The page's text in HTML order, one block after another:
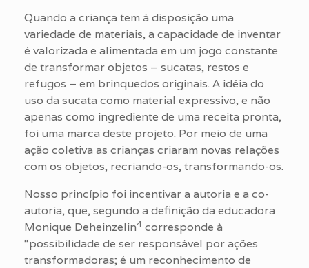
Quando a criança tem à disposição uma
variedade de materiais, a capacidade de inventar
é valorizada e alimentada em um jogo constante
de transformar objetos – sucatas, restos e
refugos – em brinquedos originais. A idéia do
uso da sucata como material expressivo, e não
apenas como ingrediente de uma receita pronta,
foi uma marca deste projeto. Por meio de uma
ação coletiva as crianças criaram novas relações
com os objetos, recriando-os, transformando-os.
Nosso princípio foi incentivar a autoria e a co-
autoria, que, segundo a definição da educadora
Monique Deheinzelin4 corresponde à
“possibilidade de ser responsável por ações
transformadoras; é um reconhecimento de